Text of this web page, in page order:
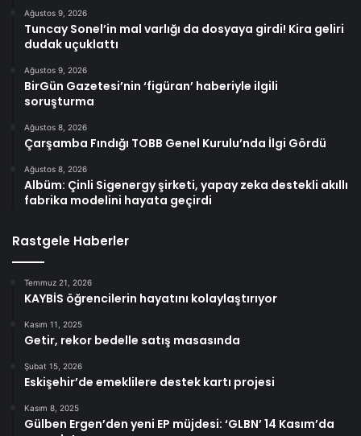
Ağustos 9, 2026
Tuncay Sonel’in mal varlığı da dosyaya girdi! Kira geliri
dudak uçuklattı
Ağustos 9, 2026
BirGün Gazetesi’nin ‘figüran’ haberiyle ilgili
soruşturma
Ağustos 8, 2026
Çarşamba Fındığı TOBB Genel Kurulu’nda İlgi Gördü
Ağustos 8, 2026
Albüm: Çinli Sigenergy şirketi, yapay zeka destekli akıllı
fabrika modelini hayata geçirdi
Rastgele Haberler
Temmuz 21, 2026
KAYBİS öğrencilerin hayatını kolaylaştırıyor
Kasım 11, 2025
Getir, rekor bedelle satış masasında
Şubat 15, 2026
Eskişehir’de emeklilere destek kartı projesi
Kasım 8, 2025
Gülben Ergen’den yeni EP müjdesi: ‘GLBN’ 14 Kasım’da